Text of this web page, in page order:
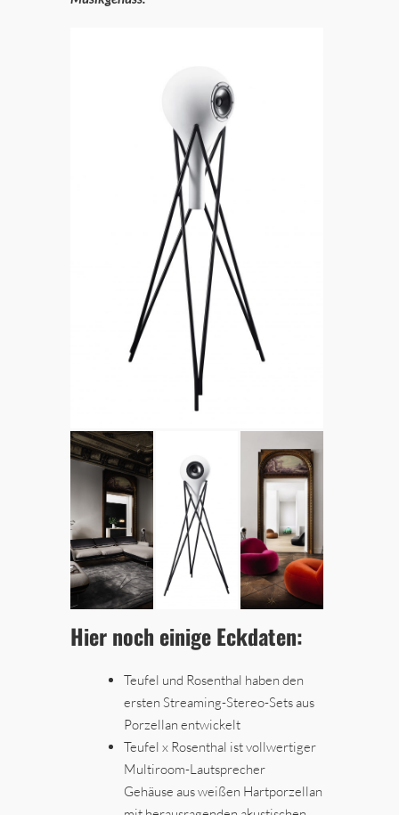
Hier noch einige Eckdaten:
Teufel und Rosenthal haben den
ersten Streaming-Stereo-Sets aus
Porzellan entwickelt
Teufel x Rosenthal ist vollwertiger
Multiroom-Lautsprecher
Gehäuse aus weißen Hartporzellan